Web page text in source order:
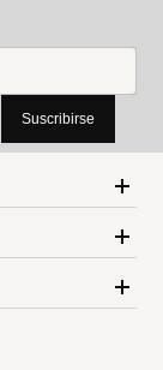
Suscribirse